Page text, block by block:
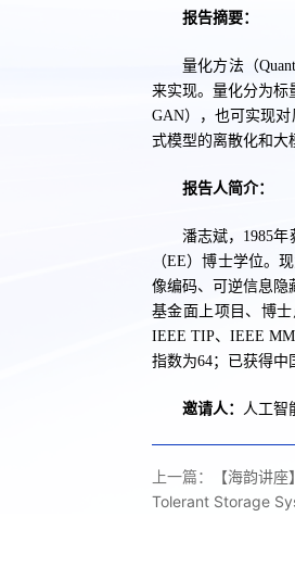
报告摘要：
量化方法（
来实现。量化分为标
GAN），也可实现
式模型的离散化和大
报告人简介：
潘志斌，1985
（EE）博士学位。
像编码、可逆信息隐
基金面上项目、博
IEEE TIP、IEEE MM
指数为64；已获得中
邀请人： 人工智
上一篇：
【海韵讲
Tolerant Storage